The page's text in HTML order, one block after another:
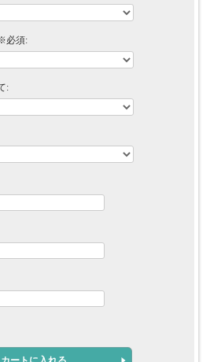
必須:
: